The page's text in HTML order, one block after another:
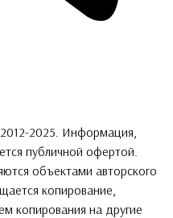
2025. Информация,
публичной офертой.
объектами авторского
копирование,
копирования на другие